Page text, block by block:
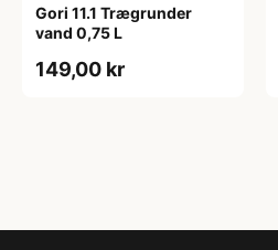
Gori 11.1 Trægrunder
vand 0,75 L
149,00 kr